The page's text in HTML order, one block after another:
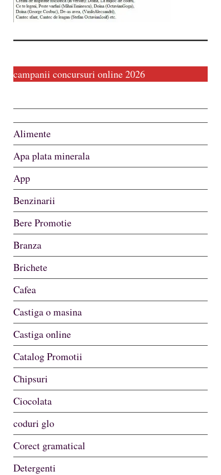
campanii concursuri online 2026
Alimente
Apa plata minerala
App
Benzinarii
Bere Promotie
Branza
Brichete
Cafea
Castiga o masina
Castiga online
Catalog Promotii
Chipsuri
Ciocolata
coduri glo
Corect gramatical
Detergenti